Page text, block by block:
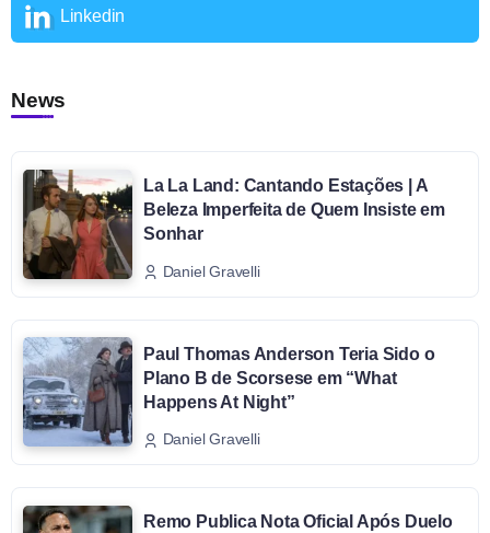
Linkedin
News
La La Land: Cantando Estações | A
Beleza Imperfeita de Quem Insiste em
Sonhar
Daniel Gravelli
Paul Thomas Anderson Teria Sido o
Plano B de Scorsese em “What
Happens At Night”
Daniel Gravelli
Remo Publica Nota Oficial Após Duelo